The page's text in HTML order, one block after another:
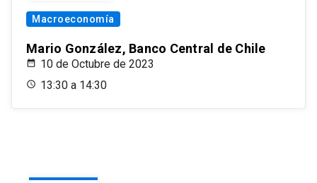
Macroeconomía
Mario González, Banco Central de Chile
10 de Octubre de 2023
13:30 a 14:30